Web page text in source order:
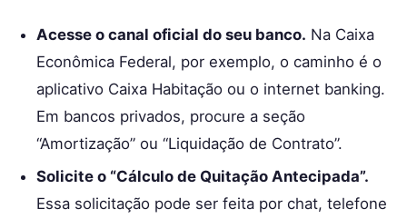
Acesse o canal oficial do seu banco. Na Caixa
Econômica Federal, por exemplo, o caminho é o
aplicativo Caixa Habitação ou o internet banking.
Em bancos privados, procure a seção
“Amortização” ou “Liquidação de Contrato”.
Solicite o “Cálculo de Quitação Antecipada”.
Essa solicitação pode ser feita por chat, telefone